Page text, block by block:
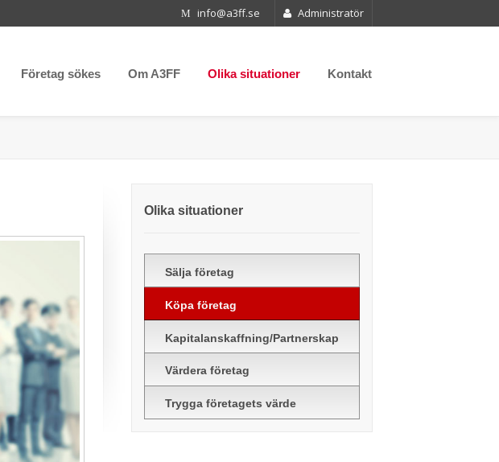
info@a3ff.se Administratör
Företag sökes Om A3FF Olika situationer Kontakt
Olika situationer
Sälja företag
Köpa företag
Kapitalanskaffning/Partnerskap
Värdera företag
Trygga företagets värde